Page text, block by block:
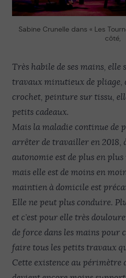
Sabine Crunelle dans « Les
côté,
Très habile de ses mains, elle
travaux minutieux de pliage,
crochet, peinture sur tissu,
petits cadeaux.
Mais la maladie continue de
arrêter de travailler en 2018, à
autonomie est de plus en
mais elle est de moins en
maintien à domicile est
Elle ne peut plus conduire.
et c’est pour elle très
de force dans les mains pour
faire tous les petits travaux
Cette existence au périmètre